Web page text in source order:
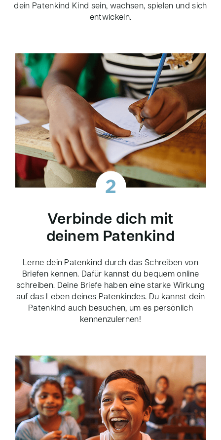
dein Patenkind Kind sein, wachsen, spielen und sich
entwickeln.
Verbinde dich mit
deinem Patenkind
Lerne dein Patenkind durch das Schreiben von
Briefen kennen. Dafür kannst du bequem online
schreiben. Deine Briefe haben eine starke Wirkung
auf das Leben deines Patenkindes. Du kannst dein
Patenkind auch besuchen, um es persönlich
kennenzulernen!